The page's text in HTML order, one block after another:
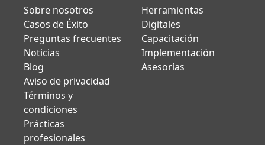
Sobre nosotros
Casos de Éxito
Preguntas frecuentes
Noticias
Blog
Aviso de privacidad
Términos y
condiciones
Prácticas
profesionales
Herramientas
Digitales
Capacitación
Implementación
Asesorías